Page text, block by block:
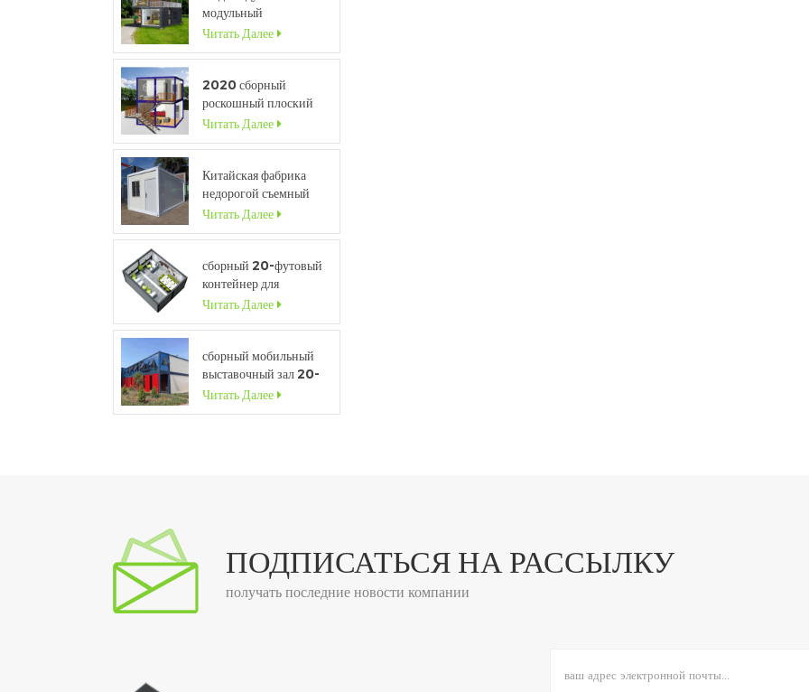
модульный
портативный дом
высокого класса с
Читать Далее
2020 сборный
роскошный плоский
контейнерный дом с
кухней и ванной
Читать Далее
Китайская фабрика
недорогой съемный
контейнерный дом для
продажи
Читать Далее
сборный 20-футовый
контейнер для
временного контейнера
для строительной
Читать Далее
сборный мобильный
выставочный зал 20-
футового
контейнерного дома со
Читать Далее
ПОДПИСАТЬСЯ НА РАССЫЛКУ
получать последние новости компании